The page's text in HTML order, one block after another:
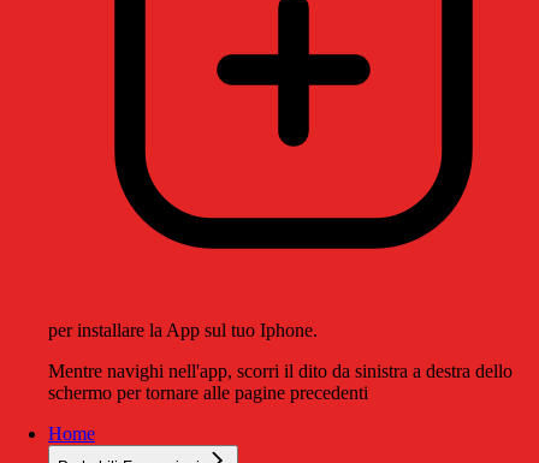
per installare la App sul tuo Iphone.
Mentre navighi nell'app, scorri il dito da sinistra a destra dello
schermo per tornare alle pagine precedenti
Home